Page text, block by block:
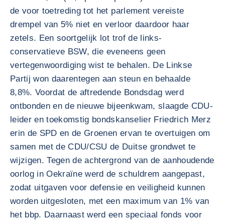
de voor toetreding tot het parlement vereiste
drempel van 5% niet en verloor daardoor haar
zetels. Een soortgelijk lot trof de links-
conservatieve BSW, die eveneens geen
vertegenwoordiging wist te behalen. De Linkse
Partij won daarentegen aan steun en behaalde
8,8%. Voordat de aftredende Bondsdag werd
ontbonden en de nieuwe bijeenkwam, slaagde CDU-
leider en toekomstig bondskanselier Friedrich Merz
erin de SPD en de Groenen ervan te overtuigen om
samen met de CDU/CSU de Duitse grondwet te
wijzigen. Tegen de achtergrond van de aanhoudende
oorlog in Oekraïne werd de schuldrem aangepast,
zodat uitgaven voor defensie en veiligheid kunnen
worden uitgesloten, met een maximum van 1% van
het bbp. Daarnaast werd een speciaal fonds voor